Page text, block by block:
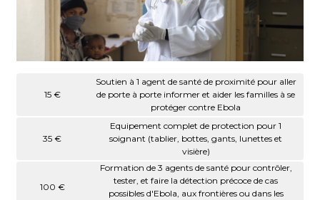
15 €
Soutien à 1 agent de santé de proximité pour aller
de porte à porte informer et aider les familles à se
protéger contre Ebola
35 €
Equipement complet de protection pour 1
soignant (tablier, bottes, gants, lunettes et
visière)
100 €
Formation de 3 agents de santé pour contrôler,
tester, et faire la détection précoce de cas
possibles d'Ebola, aux frontières ou dans les